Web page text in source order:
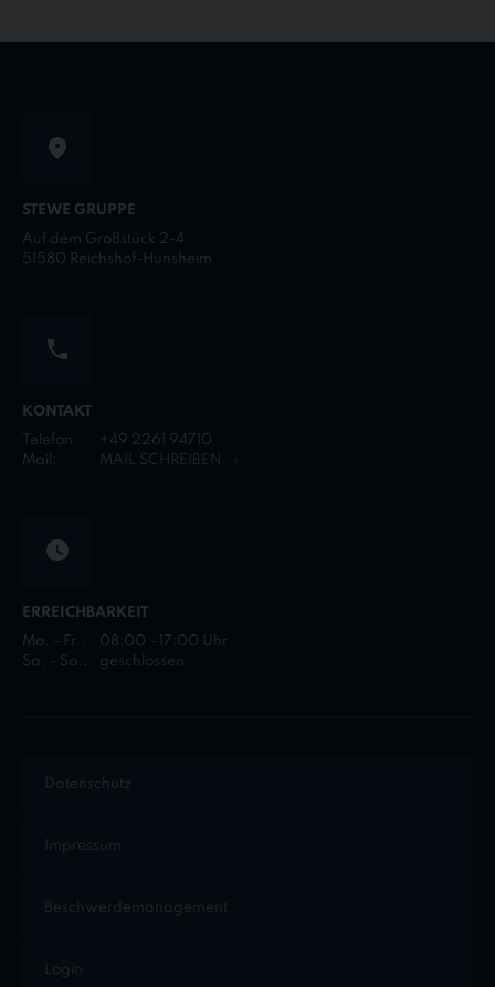
STEWE GRUPPE
Auf dem Großstück 2-4
51580 Reichshof-Hunsheim
KONTAKT
Telefon:
+49 2261 94710
Mail:
MAIL SCHREIBEN
ERREICHBARKEIT
Mo. - Fr.:
08:00 - 17:00 Uhr
Sa. - So.:
geschlossen
Datenschutz
Impressum
Beschwerdemanagement
Login